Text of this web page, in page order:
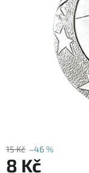
15 Kč –46 %
8 Kč